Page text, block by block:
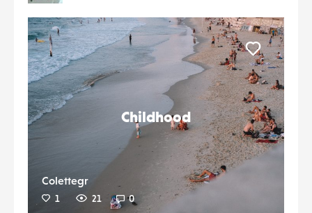
Childhood
Colettegr
1 21 0
Liker